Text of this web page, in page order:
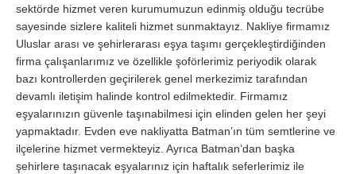
sektörde hizmet veren kurumumuzun edinmiş olduğu tecrübe
sayesinde sizlere kaliteli hizmet sunmaktayız. Nakliye firmamız
Uluslar arası ve şehirlerarası eşya taşımı gerçekleştirdiğinden
firma çalışanlarımız ve özellikle şoförlerimiz periyodik olarak
bazı kontrollerden geçirilerek genel merkezimiz tarafından
devamlı iletişim halinde kontrol edilmektedir. Firmamız
eşyalarınızın güvenle taşınabilmesi için elinden gelen her şeyi
yapmaktadır. Evden eve nakliyatta Batman’ın tüm semtlerine ve
ilçelerine hizmet vermekteyiz. Ayrıca Batman’dan başka
şehirlere taşınacak eşyalarınız için haftalık seferlerimiz ile